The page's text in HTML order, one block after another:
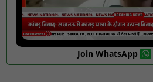
Join WhatsApp